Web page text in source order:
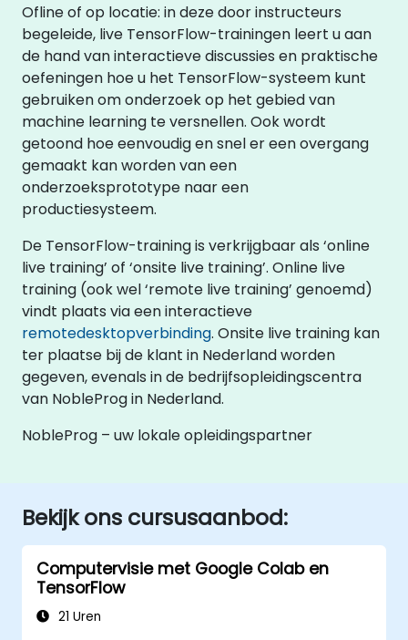
Ofline of op locatie: in deze door instructeurs
begeleide, live TensorFlow-trainingen leert u aan
de hand van interactieve discussies en praktische
oefeningen hoe u het TensorFlow-systeem kunt
gebruiken om onderzoek op het gebied van
machine learning te versnellen. Ook wordt
getoond hoe eenvoudig en snel er een overgang
gemaakt kan worden van een
onderzoeksprototype naar een
productiesysteem.
De TensorFlow-training is verkrijgbaar als ‘online
live training’ of ‘onsite live training’. Online live
training (ook wel ‘remote live training’ genoemd)
vindt plaats via een interactieve
remotedesktopverbinding. Onsite live training kan
ter plaatse bij de klant in Nederland worden
gegeven, evenals in de bedrijfsopleidingscentra
van NobleProg in Nederland.
NobleProg – uw lokale opleidingspartner
Bekijk ons cursusaanbod:
Computervisie met Google Colab en
TensorFlow
21 Uren